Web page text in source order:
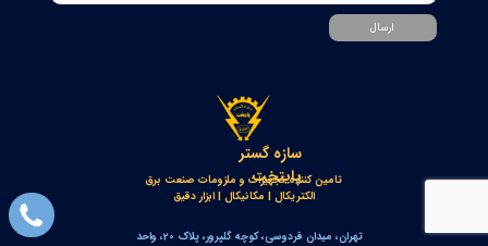
کنتاکت لاله ای ( پنچه گربه ای ) دژنگتور VD4 ای‌بی‌بی ساخت ایتالیا
- مناسب برای تیپ‌های 12 تا 24 کیلوولت، 1250 آمپر | کد فنی